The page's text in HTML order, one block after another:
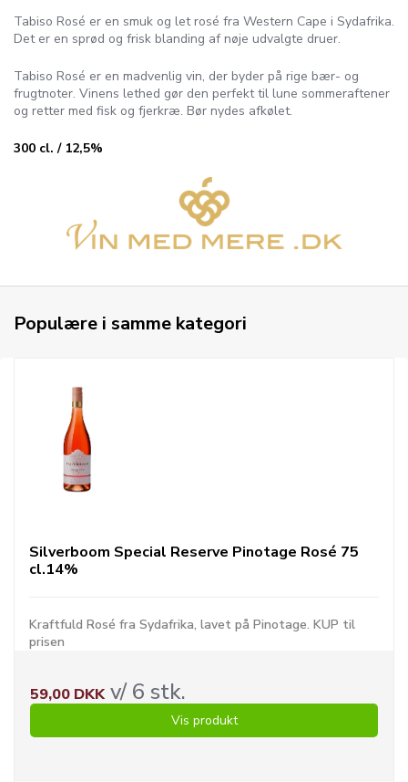
Tabiso Rosé er en smuk og let rosé fra Western Cape i Sydafrika.
Det er en sprød og frisk blanding af nøje udvalgte druer.
Tabiso Rosé er en madvenlig vin, der byder på rige bær- og
frugtnoter. Vinens lethed gør den perfekt til lune sommeraftener
og retter med fisk og fjerkræ. Bør nydes afkølet.
300 cl. / 12,5%
Populære i samme kategori
Silverboom Special Reserve Pinotage Rosé 75
cl.14%
Kraftfuld Rosé fra Sydafrika, lavet på Pinotage. KUP til
prisen
59,00 DKKv/ 6 stk.
Vis produkt